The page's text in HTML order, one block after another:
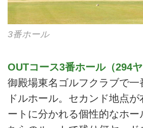
3番ホール
OUTコース3番ホール（294ヤ
御殿場東名ゴルフクラブで一
ドルホール。セカンド地点
ートに分かれる個性的なホ